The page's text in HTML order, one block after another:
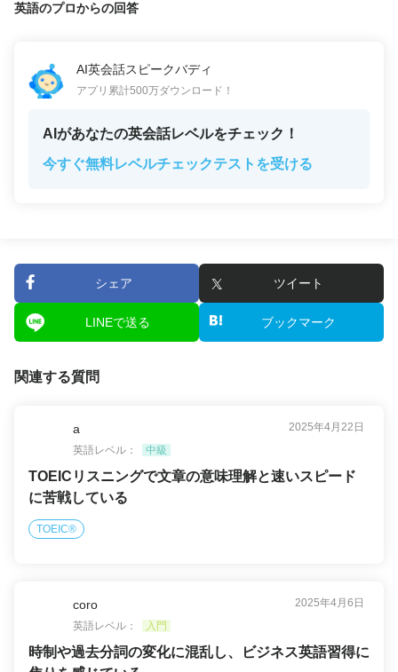
英語のプロからの回答
AI英会話スピークバディ
アプリ累計500万ダウンロード！
AIがあなたの英会話レベルをチェック！
今すぐ無料レベルチェックテストを受ける
シェア ツイート
LINEで送る ブックマーク
関連する質問
a
2025年4月22日
英語レベル：
中級
TOEICリスニングで文章の意味理解と速いスピード
に苦戦している
TOEIC®
coro
2025年4月6日
英語レベル：
入門
時制や過去分詞の変化に混乱し、ビジネス英語習得に